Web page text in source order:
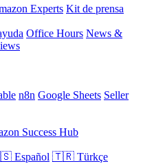
Experts Kit de prensa
Office Hours News &
n8n Google Sheets Seller
Success Hub
Español 🇹🇷 Türkçe